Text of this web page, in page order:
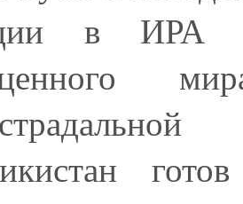
в ИРА
готов